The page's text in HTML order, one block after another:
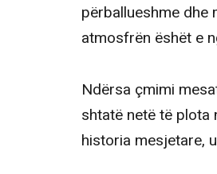
përballueshme dhe
atmosfrën ëshët e
Ndërsa çmimi
shtatë netë të plota
historia mesjetare,